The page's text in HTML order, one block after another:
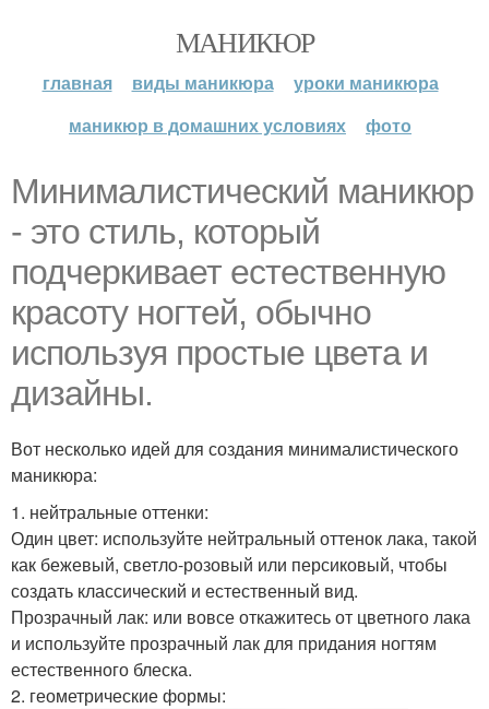
МАНИКЮР
главная виды маникюра
уроки маникюра
маникюр в домашних условиях
фото
Минималистический маникюр
- это стиль, который
подчеркивает естественную
красоту ногтей, обычно
используя простые цвета и
дизайны.
Вот несколько идей для создания минималистического
маникюра:
1. нейтральные оттенки:
Один цвет: используйте нейтральный оттенок лака, такой
как бежевый, светло-розовый или персиковый, чтобы
создать классический и естественный вид.
Прозрачный лак: или вовсе откажитесь от цветного лака
и используйте прозрачный лак для придания ногтям
естественного блеска.
2. геометрические формы: